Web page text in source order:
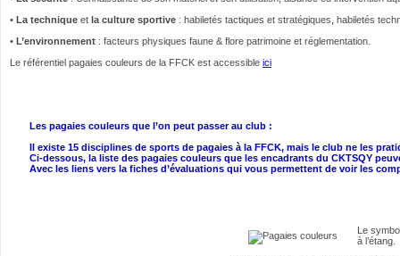
• La technique et la culture sportive : habiletés tactiques et stratégiques, habiletés
• L’environnement : facteurs physiques faune & flore patrimoine et réglementation.
Le référentiel pagaies couleurs de la FFCK est accessible ici
Les pagaies couleurs que l’on peut passer au club :
Il existe 15 disciplines de sports de pagaies à la FFCK, mais le club ne les
Ci-dessous, la liste des pagaies couleurs que les encadrants du CKTSQY
Avec les liens vers la fiches d’évaluations qui vous permettent de voir les
Le
à l’étang.